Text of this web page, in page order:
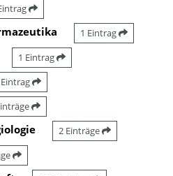
1 Eintrag
1 Eintrag
2 Einträge